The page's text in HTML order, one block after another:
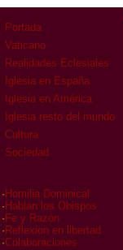
Portada
Vaticano
Realidades Eclesiales
Iglesia en España
Iglesia en América
Iglesia resto del mundo
Cultura
Sociedad
· Homilia Dominical
· Hablan los Obispos
· Fe y Razón
· Reflexion en libertad
·Colaboraciones